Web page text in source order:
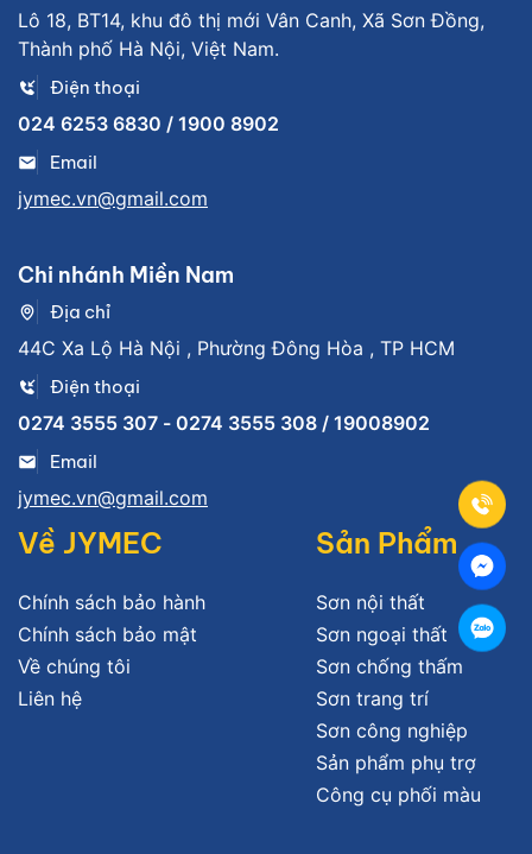
Lô 18, BT14, khu đô thị mới Vân Canh, Xã Sơn Đồng,
Thành phố Hà Nội, Việt Nam.
Điện thoại
024 6253 6830 / 1900 8902
Email
jymec.vn@gmail.com
Chi nhánh Miền Nam
Địa chỉ
44C Xa Lộ Hà Nội , Phường Đông Hòa , TP HCM
Điện thoại
0274 3555 307 - 0274 3555 308 / 19008902
Email
jymec.vn@gmail.com
Về JYMEC
Chính sách bảo hành
Chính sách bảo mật
Về chúng tôi
Liên hệ
Sản Phẩm
Sơn nội thất
Sơn ngoại thất
Sơn chống thấm
Sơn trang trí
Sơn công nghiệp
Sản phẩm phụ trợ
Công cụ phối màu